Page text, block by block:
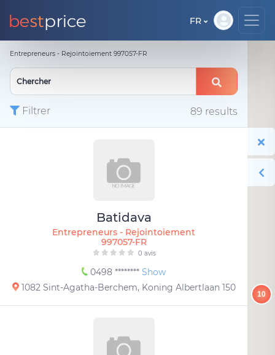
FR
Entrepreneurs - Rejointoiement 997057-FR
Filtrer 89 results
Batidava
Entrepreneurs - Rejointoiement
997057-FR
0 avis
0498 ******** Show
1082 Sint-Agatha-Berchem, Koning Albertlaan 150
10